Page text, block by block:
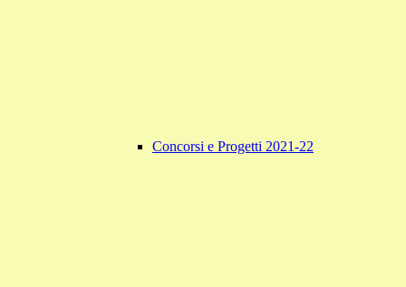
Concorsi e Progetti 2021-22